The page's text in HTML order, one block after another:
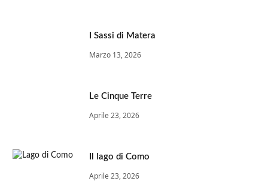
I Sassi di Matera
Marzo 13, 2026
Le Cinque Terre
Aprile 23, 2026
Il lago di Como
Aprile 23, 2026